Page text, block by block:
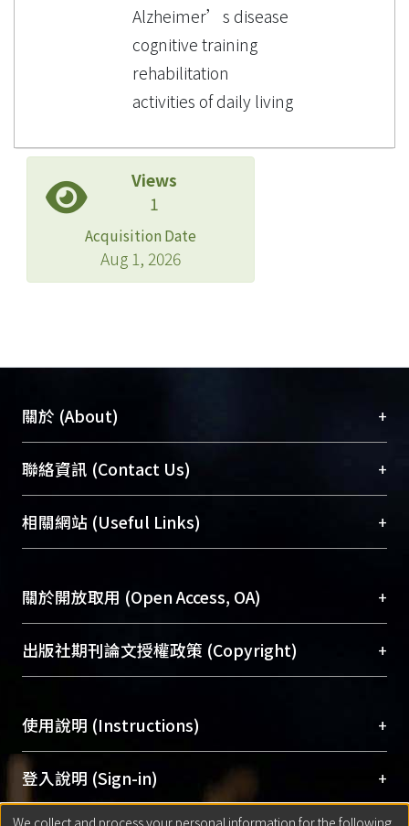
Alzheimer’s disease
cognitive training
rehabilitation
activities of daily living
Views
1
Acquisition Date
Aug 1, 2026
關於 (About) +
臺大位居世界頂尖大學之列，為永久珍藏及向國際
展現本校豐碩的研究成果及學術能量，圖書館整合
機構典藏（NTUR）與學術庫（AH）不同功能平
台，成為臺大學術典藏NTU scholars。期能整合研
成果。
To permanently archive and promote researcher
profiles and scholarly works, Library integrates the
services of “NTU Repository” with “Academic
聯絡資訊 (Contact Us) +
總館學科館員(Main Library)
醫學圖書館學科館員(Medical Library)
Sciences Library)
相關網站 (Useful Links) +
關於開放取用 (Open Access, OA) +
開放取用是從使用者角度提升資訊取用性的社會運
動，應用在學術研究上是透過將研究著作公開供使
用逐年攀升。同時可加速研究發展、提升研究影響
Archive）平台。 （點選深入了解OA）
出版社期刊論文授權政策 (Copyright) +
含部分內容的版權非匯入者所有，或由第三方贊
助與合作完成，請確認該版權所有者及第三方同
意提供此授權。
Please represent that the submission is your
original work, and that you have the right to
使用說明 (Instructions) +
網站簡介(Quickstart Guide)
使用手冊(Instruction Manual)
登入說明 (Sign-in) +
We collect and process your personal information for the following